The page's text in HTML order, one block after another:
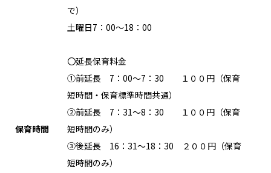
保育時間
で）
土曜日7：00～18：00
〇延長保育料金
①前延長 7：00～7：30 １００円（保育
短時間・保育標準時間共通）
②前延長 7：31～8：30 １００円（保育
短時間のみ）
③後延長 16：31～18：30 ２００円（保育
短時間のみ）